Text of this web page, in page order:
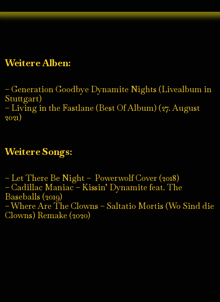
Weitere Alben:
– Generation Goodbye Dynamite Nights (Livealbum in
Stuttgart)
– Living in the Fastlane (Best Of Album) (27. August
2021)
Weitere Songs:
– Let There Be Night – Powerwolf Cover (2018)
– Cadillac Maniac – Kissin’ Dynamite feat. The
Baseballs (2019)
– Where Are The Clowns – Saltatio Mortis (Wo Sind die
Clowns) Remake (2020)